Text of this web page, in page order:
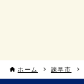
ホーム 諫早市